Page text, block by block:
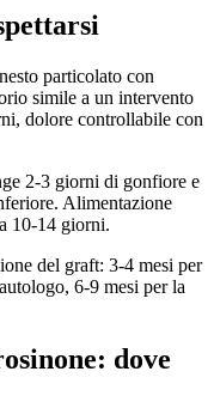
particolato con
simile a un intervento
dolore controllabile con
2-3 giorni di gonfiore e
Alimentazione
10-14 giorni.
del graft: 3-4 mesi per
6-9 mesi per la
dove